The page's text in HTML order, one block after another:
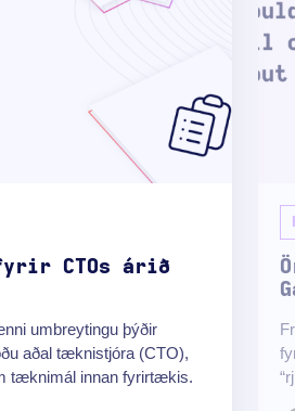
CTOs árið
umbreytingu þýðir
aðal tæknistjóra (CTO),
tæknimál innan fyrirtækis.